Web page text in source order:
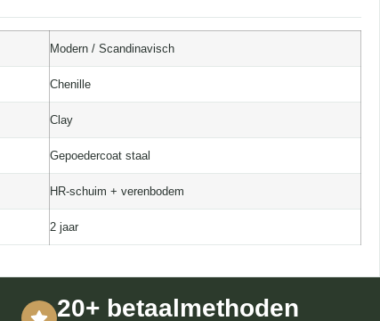
Modern / Scandinavisch
Chenille
Clay
Gepoedercoat staal
HR-schuim + verenbodem
2 jaar
20+ betaalmethoden